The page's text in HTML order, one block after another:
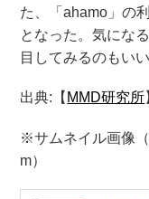
た、「ahamo」の
となった。気にな
目してみるのもい
出典:【 MMD研究所
※サムネイル画像
m）